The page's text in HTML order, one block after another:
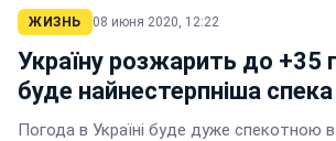
ЖИЗНЬ 08 июня 2020, 12:22
Україну розжарить до +35
буде найнестерпніша спека
Погода в Україні буде дуже спекотною в